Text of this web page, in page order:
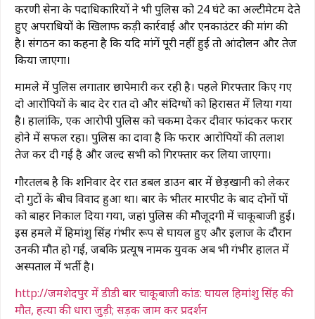
करणी सेना के पदाधिकारियों ने भी पुलिस को 24 घंटे का अल्टीमेटम देते
हुए अपराधियों के खिलाफ कड़ी कार्रवाई और एनकाउंटर की मांग की
है। संगठन का कहना है कि यदि मांगें पूरी नहीं हुईं तो आंदोलन और तेज
किया जाएगा।
मामले में पुलिस लगातार छापेमारी कर रही है। पहले गिरफ्तार किए गए
दो आरोपियों के बाद देर रात दो और संदिग्धों को हिरासत में लिया गया
है। हालांकि, एक आरोपी पुलिस को चकमा देकर दीवार फांदकर फरार
होने में सफल रहा। पुलिस का दावा है कि फरार आरोपियों की तलाश
तेज कर दी गई है और जल्द सभी को गिरफ्तार कर लिया जाएगा।
गौरतलब है कि शनिवार देर रात डबल डाउन बार में छेड़खानी को लेकर
दो गुटों के बीच विवाद हुआ था। बार के भीतर मारपीट के बाद दोनों पक्षों
को बाहर निकाल दिया गया, जहां पुलिस की मौजूदगी में चाकूबाजी हुई।
इस हमले में हिमांशु सिंह गंभीर रूप से घायल हुए और इलाज के दौरान
उनकी मौत हो गई, जबकि प्रत्यूष नामक युवक अब भी गंभीर हालत में
अस्पताल में भर्ती है।
http://जमशेदपुर में डीडी बार चाकूबाजी कांड: घायल हिमांशु सिंह की
मौत, हत्या की धारा जुड़ी; सड़क जाम कर प्रदर्शन